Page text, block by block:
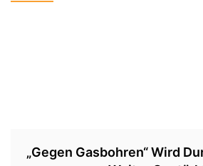
„Gegen Gasbohren“ Wird